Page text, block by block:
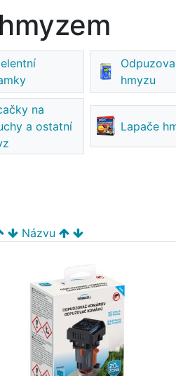
hmyzu
na
a ostatní
Lapače
Názvu